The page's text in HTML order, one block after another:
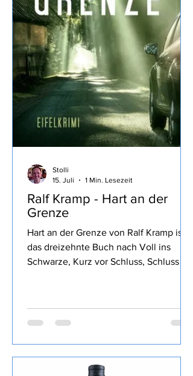
Ralf Kramp - Hart an der
Grenze
Hart an der Grenze von Ralf Kramp ist
das dreizehnte Buch nach Voll ins
Wald, Blaues Blut, Mord und Totlach,
Ein Viertelpfund Mord, Ihr Mord,
Morden an, Starker Abgang, Mord After
Eight und Der neunte Tod, das ich von
15. Juli
1 Min. Lesezeit